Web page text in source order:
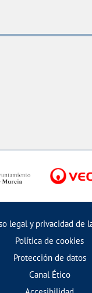
legal y privacidad de
Política de cookies
Protección de datos
Canal Ético